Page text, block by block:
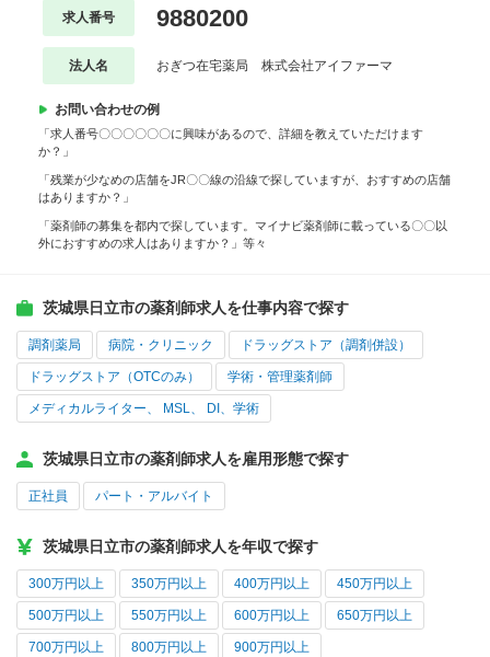
求人番号 9880200
法人名 おぎつ在宅薬局 株式会社アイファーマ
お問い合わせの例
「求人番号〇〇〇〇〇〇に興味があるので、詳細を教えていただけます
か？」
「残業が少なめの店舗をJR〇〇線の沿線で探していますが、おすすめの店舗
はありますか？」
「薬剤師の募集を都内で探しています。マイナビ薬剤師に載っている〇〇以
外におすすめの求人はありますか？」等々
茨城県日立市の薬剤師求人を仕事内容で探す
調剤薬局 病院・クリニック ドラッグストア（調剤併設）
ドラッグストア（OTCのみ） 学術・管理薬剤師
メディカルライター、 MSL、 DI、学術
茨城県日立市の薬剤師求人を雇用形態で探す
正社員 パート・アルバイト
茨城県日立市の薬剤師求人を年収で探す
300万円以上 350万円以上 400万円以上 450万円以上
500万円以上 550万円以上 600万円以上 650万円以上
700万円以上 800万円以上 900万円以上